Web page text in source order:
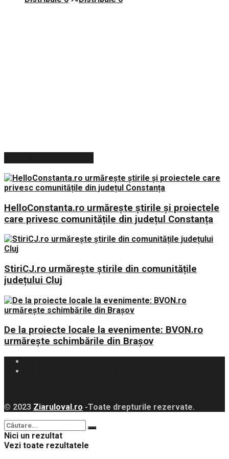
HelloConstanta.ro urmărește știrile și proiectele
care privesc comunitățile din județul Constanța
StiriCJ.ro urmărește știrile din comunitățile
județului Cluj
De la proiecte locale la evenimente: BVON.ro
urmărește schimbările din Brașov
© 2023 Ziaruloval.ro -Toate drepturile rezervate.
Nici un rezultat
Vezi toate rezultatele